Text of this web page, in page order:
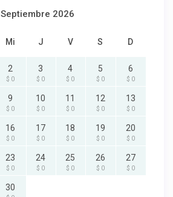
Septiembre 2026
Mi J V S D
2
$ 0
3
$ 0
4
$ 0
5
$ 0
6
$ 0
9
$ 0
10
$ 0
11
$ 0
12
$ 0
13
$ 0
16
$ 0
17
$ 0
18
$ 0
19
$ 0
20
$ 0
23
$ 0
24
$ 0
25
$ 0
26
$ 0
27
$ 0
30